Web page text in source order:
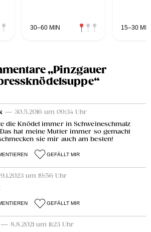
30–60 MIN 15–30 MIN
„Pinzgauer
— 30.5.2016 um 09:34 Uhr
die Knödel immer in Schweineschmalz
hat meine Mutter immer so gemacht
sie mir auch am besten!
GEFÄLLT MIR
um 19:56 Uhr
GEFÄLLT MIR
— 8.8.2021 um 11:23 Uhr